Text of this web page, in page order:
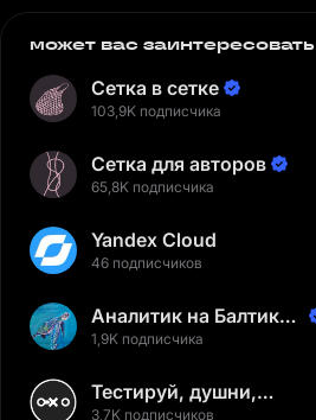
может вас заинтересовать
Сетка в сетке
103,9K подписчика
Сетка для авторов
65,8K подписчика
Yandex Cloud
46 подписчиков
Аналитик на Балтике |
Неверов Станислав
1,9K подписчика
Тестируй, душни,
3,7K подписчиков